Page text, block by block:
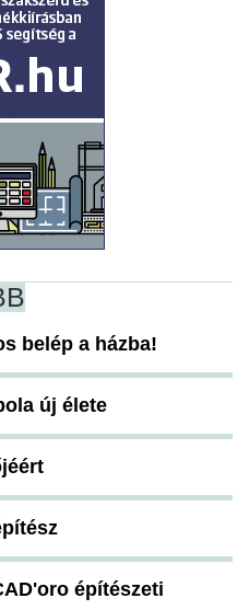
belép a házba!
új élete
építészeti